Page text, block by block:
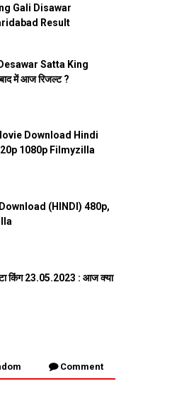
Gali Disawar
Result
Satta King
में आज रिजल्ट ?
Download Hindi
1080p Filmyzilla
(HINDI) 480p,
किंग 23.05.2023 : आज क्या
Comment